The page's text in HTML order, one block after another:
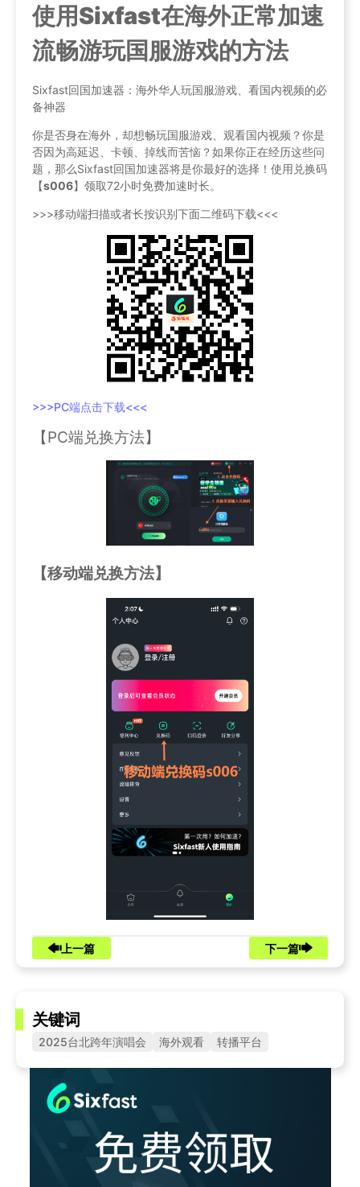
使用Sixfast在海外正常加速
流畅游玩国服游戏的方法
Sixfast回国加速器：海外华人玩国服游戏、看国内视频的必
备神器
你是否身在海外，却想畅玩国服游戏、观看国内视频？你是
否因为高延迟、卡顿、掉线而苦恼？如果你正在经历这些问
题，那么Sixfast回国加速器将是你最好的选择！使用兑换码
【s006】领取72小时免费加速时长。
>>>移动端扫描或者长按识别下面二维码下载<<<
>>>PC端点击下载<<<
【PC端兑换方法】
【移动端兑换方法】
上一篇 下一篇
关键词
2025台北跨年演唱会 海外观看 转播平台